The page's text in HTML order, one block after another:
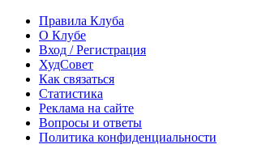
Правила Клуба
О Клубе
Вход / Регистрация
ХудСовет
Как связаться
Статистика
Реклама на сайте
Вопросы и ответы
Политика конфиденциальности